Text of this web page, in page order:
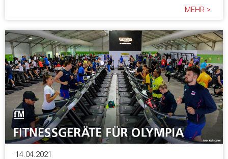
MEHR >
14.04.2021